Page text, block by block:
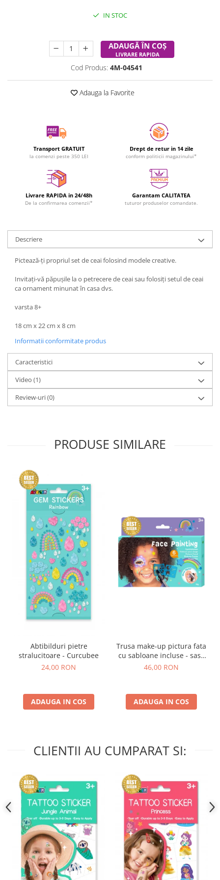
IN STOC
ADAUGĂ ÎN COȘ
LIVRARE RAPIDA
Cod Produs: 4M-04541
Adauga la Favorite
Transport GRATUIT
la comenzi peste 350 LEI
Drept de retur in 14 zile
conform politicii magazinului*
Livrare RAPIDA in 24/48h
De la confirmarea comenzii*
Garantam CALITATEA
tuturor produselor comandate.
Descriere
Pictează-ți propriul set de ceai folosind modele creative.
Invitați-vă păpușile la o petrecere de ceai sau folosiți setul de ceai
ca ornament minunat în casa dvs.
varsta 8+
18 cm x 22 cm x 8 cm
Informatii conformitate produs
Caracteristici
Video (1)
Review-uri(0)
PRODUSE SIMILARE
Abtibilduri pietre
stralucitoare - Curcubee
24,00 RON
ADAUGA IN COS
Trusa make-up pictura fata
cu sabloane incluse - sase
culori non-alergice -
46,00 RON
ADAUGA IN COS
CLIENTII AU CUMPARAT SI: